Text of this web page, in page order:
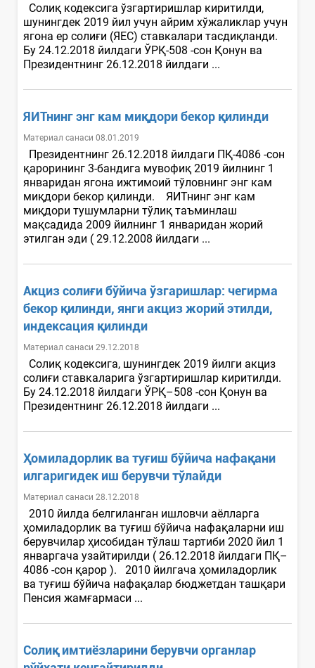
Солиқ кодексига ўзгартиришлар киритилди,
шунингдек 2019 йил учун айрим хўжаликлар учун
ягона ер солиғи (ЯЕС) ставкалари тасдиқланди.
Бу 24.12.2018 йилдаги ЎРҚ-508 -сон Қонун ва
Президентнинг 26.12.2018 йилдаги ...
ЯИТнинг энг кам миқдори бекор қилинди
Материал санаси 08.01.2019
Президентнинг 26.12.2018 йилдаги ПҚ-4086 -сон
қарорининг 3-бандига мувофиқ 2019 йилнинг 1
январидан ягона ижтимоий тўловнинг энг кам
миқдори бекор қилинди. ЯИТнинг энг кам
миқдори тушумларни тўлиқ таъминлаш
мақсадида 2009 йилнинг 1 январидан жорий
этилган эди ( 29.12.2008 йилдаги ...
Акциз солиғи бўйича ўзгаришлар: чегирма
бекор қилинди, янги акциз жорий этилди,
индексация қилинди
Материал санаси 29.12.2018
Солиқ кодексига, шунингдек 2019 йилги акциз
солиғи ставкаларига ўзгартиришлар киритилди.
Бу 24.12.2018 йилдаги ЎРҚ–508 -сон Қонун ва
Президентнинг 26.12.2018 йилдаги ...
Ҳомиладорлик ва туғиш бўйича нафақани
илгаригидек иш берувчи тўлайди
Материал санаси 28.12.2018
2010 йилда белгиланган ишловчи аёлларга
ҳомиладорлик ва туғиш бўйича нафақаларни иш
берувчилар ҳисобидан тўлаш тартиби 2020 йил 1
январгача узайтирилди ( 26.12.2018 йилдаги ПҚ–
4086 -сон қарор ). 2010 йилгача ҳомиладорлик
ва туғиш бўйича нафақалар бюджетдан ташқари
Пенсия жамғармаси ...
Солиқ имтиёзларини берувчи органлар